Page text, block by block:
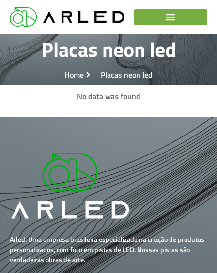
Placas neon led
Home
Placas neon led
No data was found
Arled. Uma empresa brasileira especializada na criação de produtos
personalizados, com foco em pistas de LED. Nossas pistas são
verdadeiras obras de arte.